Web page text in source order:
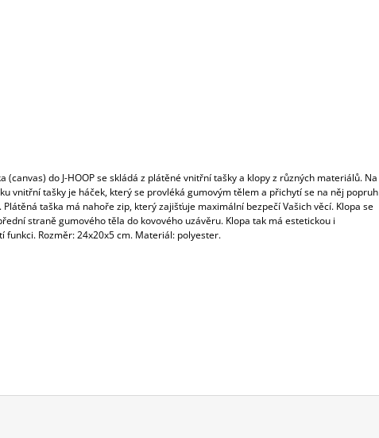
(canvas) do J-HOOP se skládá z plátěné vnitřní tašky a klopy z různých materiálů. Na
vnitřní tašky je háček, který se provléká gumovým tělem a přichytí se na něj popruh
Plátěná taška má nahoře zip, který zajišťuje maximální bezpečí Vašich věcí. Klopa se
straně gumového těla do kovového uzávěru. Klopa tak má estetickou i
funkci. Rozměr: 24x20x5 cm. Materiál: polyester.